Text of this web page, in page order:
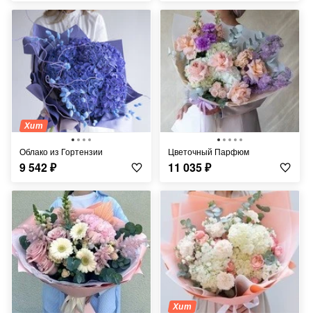
Хит
Облако из Гортензии
9 542₽
Цветочный Парфюм
11 035₽
Хит